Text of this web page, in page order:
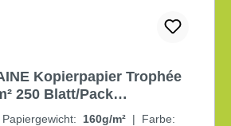
Kopierpapier Trophée
Papiergewicht: 160g/m² |
Farbe: